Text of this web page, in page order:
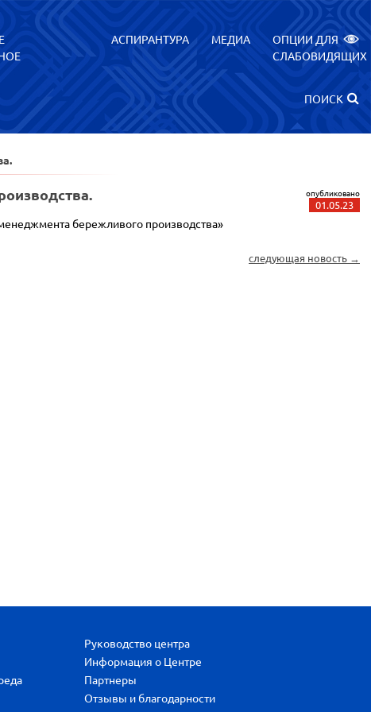
АСПИРАНТУРА МЕДИА
ОПЦИИ ДЛЯ
СЛАБОВИДЯЩИХ
ПОИСК
опубликовано
01.05.23
бережливого производства»
следующая новость →
Руководство центра
Информация о Центре
Партнеры
Отзывы и благодарности